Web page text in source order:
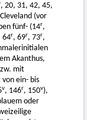
20, 31, 42, 45,
(vor
fünf- (14r,
64r, 69r, 73r,
Akanthus,
mit
ein- bis
v, 146r, 150v),
oder